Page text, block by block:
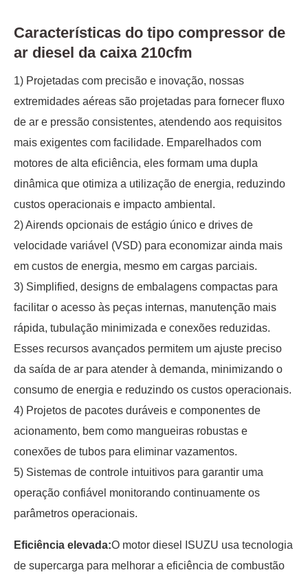
Características do tipo compressor de
ar diesel da caixa 210cfm
1) Projetadas com precisão e inovação, nossas
extremidades aéreas são projetadas para fornecer fluxo
de ar e pressão consistentes, atendendo aos requisitos
mais exigentes com facilidade. Emparelhados com
motores de alta eficiência, eles formam uma dupla
dinâmica que otimiza a utilização de energia, reduzindo
custos operacionais e impacto ambiental.
2) Airends opcionais de estágio único e drives de
velocidade variável (VSD) para economizar ainda mais
em custos de energia, mesmo em cargas parciais.
3) Simplified, designs de embalagens compactas para
facilitar o acesso às peças internas, manutenção mais
rápida, tubulação minimizada e conexões reduzidas.
Esses recursos avançados permitem um ajuste preciso
da saída de ar para atender à demanda, minimizando o
consumo de energia e reduzindo os custos operacionais.
4) Projetos de pacotes duráveis e componentes de
acionamento, bem como mangueiras robustas e
conexões de tubos para eliminar vazamentos.
5) Sistemas de controle intuitivos para garantir uma
operação confiável monitorando continuamente os
parâmetros operacionais.
Eficiência elevada:O motor diesel ISUZU usa tecnologia
de supercarga para melhorar a eficiência de combustão